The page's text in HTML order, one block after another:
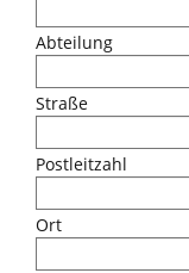
Abteilung
Straße
Postleitzahl
Ort